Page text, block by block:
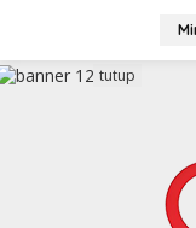
a
tutup